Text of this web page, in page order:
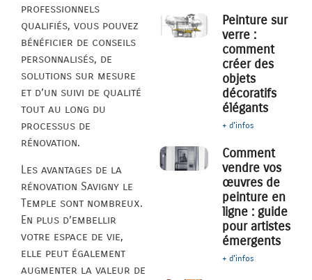
professionnels
qualifiés, vous pouvez
bénéficier de conseils
personnalisés, de
solutions sur mesure
et d’un suivi de qualité
tout au long du
processus de
rénovation.
Les avantages de la
rénovation Savigny le
Temple sont nombreux.
En plus d’embellir
votre espace de vie,
elle peut également
augmenter la valeur de
Peinture sur
verre :
comment
créer des
objets
décoratifs
élégants
+ d'infos
Comment
vendre vos
œuvres de
peinture en
ligne : guide
pour artistes
émergents
+ d'infos